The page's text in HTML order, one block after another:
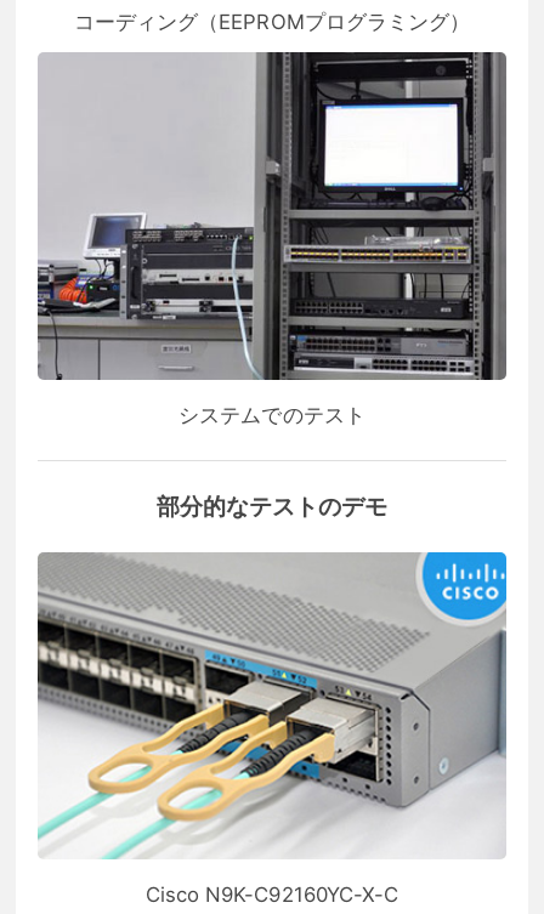
コーディング（EEPROMプログラミング）
システムでのテスト
部分的なテストのデモ
Cisco N9K-C92160YC-X-C